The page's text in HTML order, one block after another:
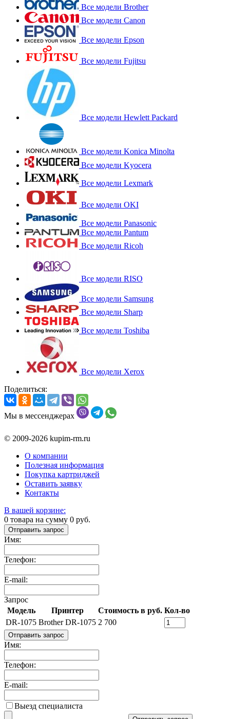
Все модели Brother
Все модели Canon
Все модели Epson
Все модели Fujitsu
Все модели Hewlett Packard
Все модели Konica Minolta
Все модели Kyocera
Все модели Lexmark
Все модели OKI
Все модели Panasonic
Все модели Pantum
Все модели Ricoh
Все модели RISO
Все модели Samsung
Все модели Sharp
Все модели Toshiba
Все модели Xerox
Поделиться:
Мы в мессенджерах
© 2009-2026 kupim-rm.ru
О компании
Полезная информация
Покупка картриджей
Оставить заявку
Контакты
В вашей корзине:
0 товара на сумму 0 руб.
Отправить запрос
Имя:
Телефон:
E-mail:
Запрос
Модель
Принтер Стоимость в руб. Кол-во
DR-1075 Brother DR-1075 2 700
Отправить запрос
Имя:
Телефон:
E-mail:
Выезд специалиста